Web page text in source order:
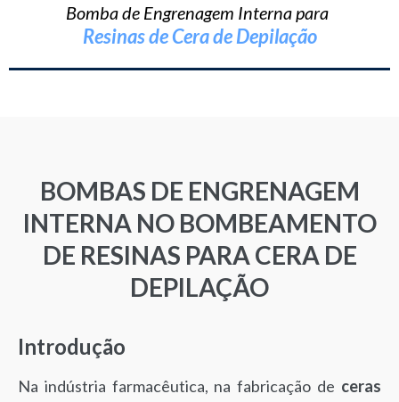
Bomba de Engrenagem Interna para
Resinas de Cera de Depilação
BOMBAS DE ENGRENAGEM
INTERNA NO BOMBEAMENTO
DE RESINAS PARA CERA DE
DEPILAÇÃO
Introdução
Na indústria farmacêutica, na fabricação de ceras